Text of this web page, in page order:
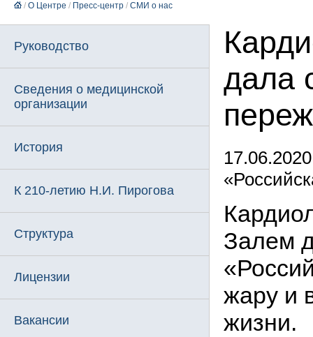
/ О Центре / Пресс-центр / СМИ о нас
Руководство
Сведения о медицинской
организации
История
К 210-летию Н.И. Пирогова
Структура
Лицензии
Вакансии
дала
17.06.2020
Залем
жару и
жизни.